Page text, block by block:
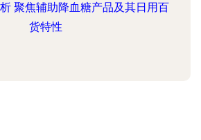
聚焦辅助降血糖产品及其日用百
货特性